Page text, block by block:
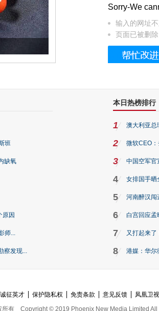
这个3.2米的长卷，还原了600岁
Sorry-We
输入的网址
页面已被删除
班
缺氧
原因
师...
察发现...
本日热榜排行
1 澳大利亚总
2 微软CEO
3 中国空军官
4 女排国手晒
5 河南醉汉闯
6 白宫回应孟
7 又打起来了
8 港媒：华尔
诚征英才 保护隐私权 免责条款 意见反馈 凤凰卫
所有 Copyright © 2019 Phoenix New Media Limited All